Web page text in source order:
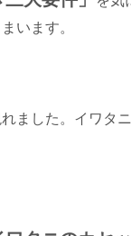
います。
ました。イワタ